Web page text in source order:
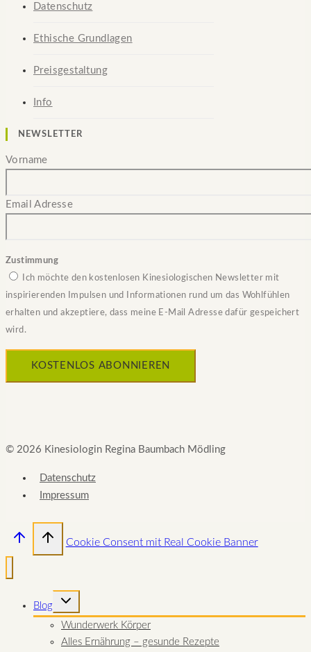
Datenschutz
Ethische Grundlagen
Preisgestaltung
Info
NEWSLETTER
Vorname
Email Adresse
Zustimmung
Ich möchte den kostenlosen Kinesiologischen Newsletter mit
inspirierenden Impulsen und Informationen rund um das Wohlfühlen
erhalten und akzeptiere, dass meine E-Mail Adresse dafür gespeichert
wird.
© 2026 Kinesiologin Regina Baumbach Mödling
Datenschutz
Impressum
Cookie Consent mit Real Cookie Banner
Blog
UNTERMENÜ
UMSCHALTEN
Wunderwerk Körper
Alles Ernährung – gesunde Rezepte